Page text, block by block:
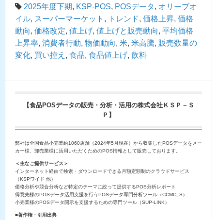
2025年度下期, KSP-POS, POSデータ, オリーブオ
イル, スーパーマーケット , トレンド, 価格上昇, 価格
動向, 価格改定, 値上げ, 値上げと販売動向, 平均価格
上昇率, 消費者行動, 物価動向, 米, 米高騰, 販売数量の
変化, 買い控え , 食品, 食品値上げ, 飲料
【食品POSデータの販売・分析・活用の株式会社ＫＳＰ－Ｓ
Ｐ】
弊社は全国食品小売業約1060店舗（2024年5月現在）から収集したPOSデータをメー
カー様、卸売業様に活用いただくためのPOS情報として販売しております。
＜主なご提供サービス＞
インターネット経由で検索・ダウンロードできる月額定額制のクラウドサービス
（KSPワイド 他）
価格分析や競合分析など特定のテーマに絞って提供するPOS分析レポート
得意先様のPOSデータ活用支援を行うPOSデータ専門分析ツール（CCMC_S）
小売業様のPOSデータ開示を支援するための専門ツール（SUP-LINK）
■著作権・引用出典